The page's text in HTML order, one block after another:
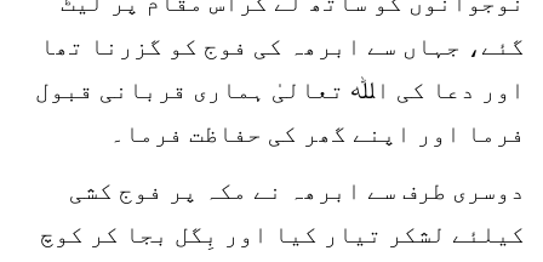
گئے، جہاں سے ابرھہ کی فوج کو گزرنا تھا
اور دعا کی اﷲ تعالیٰ ہماری قربانی قبول
فرما اور اپنے گھر کی حفاظت فرما۔
دوسری طرف سے ابرھہ نے مکہ پر فوج کشی
کیلئے لشکر تیار کیا اور بِگل بجا کر کوچ